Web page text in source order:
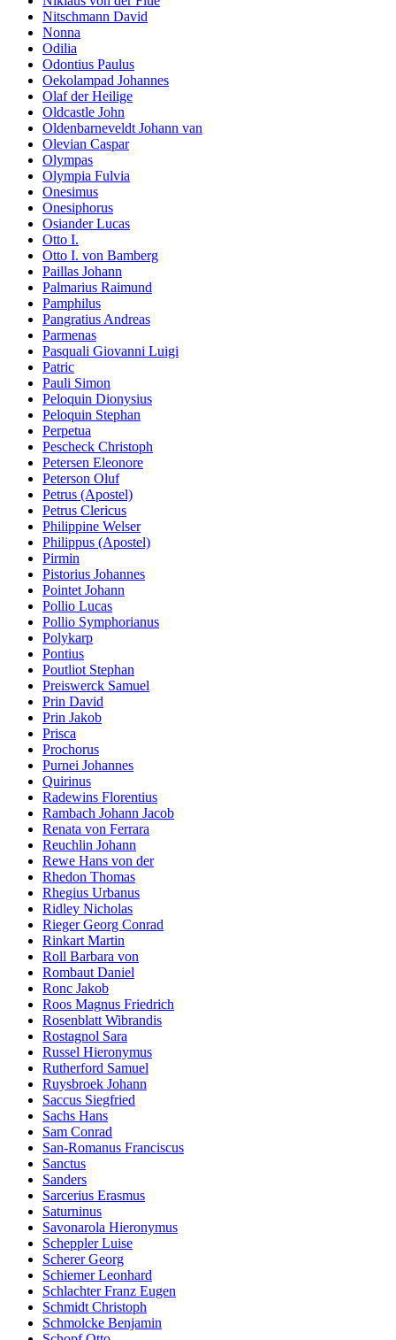
Nitschmann David
Nonna
Odilia
Odontius Paulus
Oekolampad Johannes
Olaf der Heilige
Oldcastle John
Oldenbarneveldt Johann van
Olevian Caspar
Olympas
Olympia Fulvia
Onesimus
Onesiphorus
Osiander Lucas
Otto I.
Otto I. von Bamberg
Paillas Johann
Palmarius Raimund
Pamphilus
Pangratius Andreas
Parmenas
Pasquali Giovanni Luigi
Patric
Pauli Simon
Peloquin Dionysius
Peloquin Stephan
Perpetua
Pescheck Christoph
Petersen Eleonore
Peterson Oluf
Petrus (Apostel)
Petrus Clericus
Philippine Welser
Philippus (Apostel)
Pirmin
Pistorius Johannes
Pointet Johann
Pollio Lucas
Pollio Symphorianus
Polykarp
Pontius
Poutliot Stephan
Preiswerck Samuel
Prin David
Prin Jakob
Prisca
Prochorus
Purnei Johannes
Quirinus
Radewins Florentius
Rambach Johann Jacob
Renata von Ferrara
Reuchlin Johann
Rewe Hans von der
Rhedon Thomas
Rhegius Urbanus
Ridley Nicholas
Rieger Georg Conrad
Rinkart Martin
Roll Barbara von
Rombaut Daniel
Ronc Jakob
Roos Magnus Friedrich
Rosenblatt Wibrandis
Rostagnol Sara
Russel Hieronymus
Rutherford Samuel
Ruysbroek Johann
Saccus Siegfried
Sachs Hans
Sam Conrad
San-Romanus Franciscus
Sanctus
Sanders
Sarcerius Erasmus
Saturninus
Savonarola Hieronymus
Scheppler Luise
Scherer Georg
Schiemer Leonhard
Schlachter Franz Eugen
Schmidt Christoph
Schmolcke Benjamin